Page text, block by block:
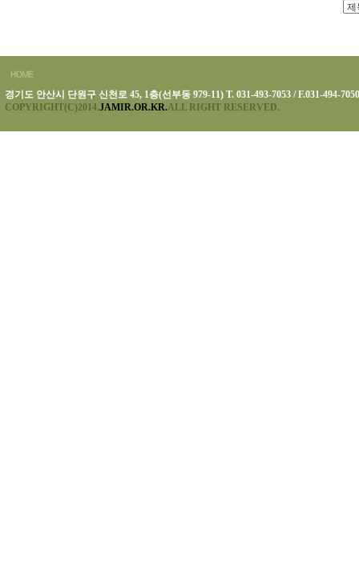
경기도 안산시 단원구 신천로 45, 1층(선부동 979-11) T. 031-493-7053 / F.031-494-7050
COPYRIGHT(C)2014.JAMIR.OR.KR.ALL RIGHT RESERVED.